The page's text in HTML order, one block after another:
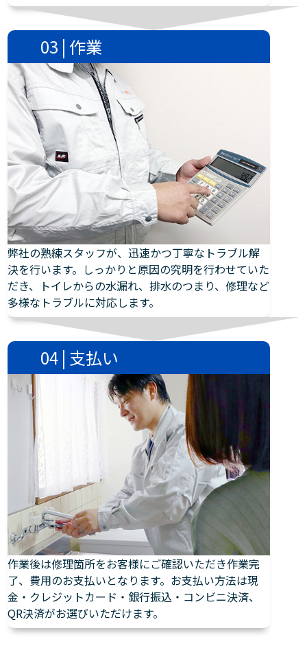
03 | 作業
弊社の熟練スタッフが、迅速かつ丁寧なトラブル解
決を行います。しっかりと原因の究明を行わせていた
だき、トイレからの水漏れ、排水のつまり、修理など
多様なトラブルに対応します。
04 | 支払い
作業後は修理箇所をお客様にご確認いただき作業完
了、費用のお支払いとなります。お支払い方法は現
金・クレジットカード・銀行振込・コンビニ決済、
QR決済がお選びいただけます。